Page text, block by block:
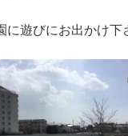
遊びにお出かけ下